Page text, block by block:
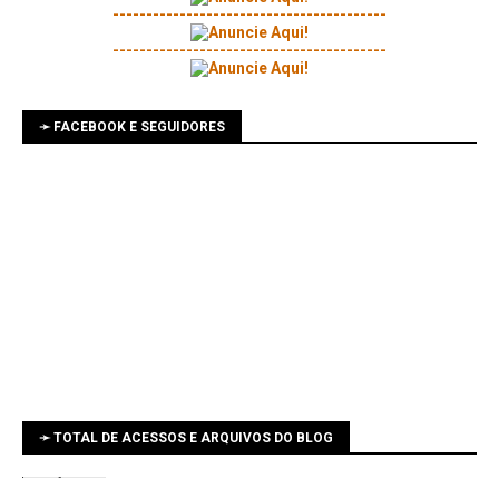
-----------------------------------------
-----------------------------------------
➛ FACEBOOK E SEGUIDORES
➛ TOTAL DE ACESSOS E ARQUIVOS DO BLOG